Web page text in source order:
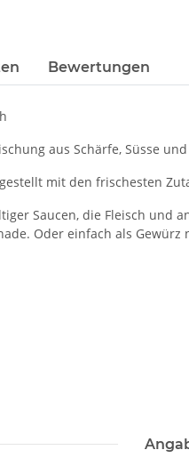
Bewertungen
aus Schärfe, Süsse
mit den frischesten
Saucen, die Fleisch und
Oder einfach als Gewürz